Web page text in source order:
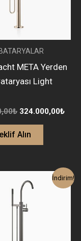
META Yerden
Light
₺ 324.000,00₺
Alın
İndirim!
fiyat:
462.500,00₺.
Şu